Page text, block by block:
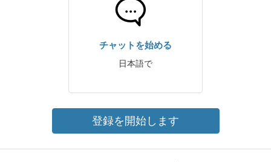
チャットを始める
日本語で
登録を開始します